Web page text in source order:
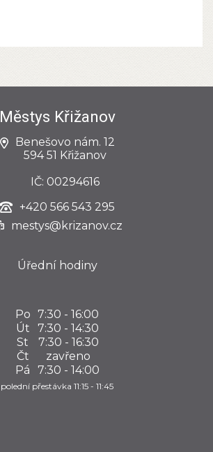
Městys Křižanov
Benešovo nám. 12
594 51 Křižanov
IČ: 00294616
+420 566 543 295
mestys@krizanov.cz
Úřední hodiny
Po 7:30 - 16:00
Út
7:30 - 14:30
St
7:30 - 16:30
Čt
zavřeno
Pá
7:30 - 14:00
polední přestávka 11:15 - 11:45